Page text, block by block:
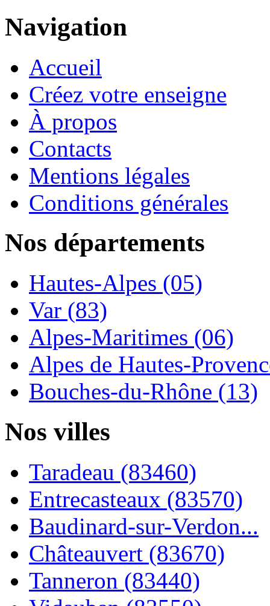
Navigation
Accueil
Créez votre enseigne
À propos
Contacts
Mentions légales
Conditions générales
Nos départements
Hautes-Alpes (05)
Var (83)
Alpes-Maritimes (06)
Alpes de Hautes-
Bouches-du-Rhône (13)
Nos villes
Taradeau (83460)
Entrecasteaux (83570)
Baudinard-sur-Verdon...
Châteauvert (83670)
Tanneron (83440)